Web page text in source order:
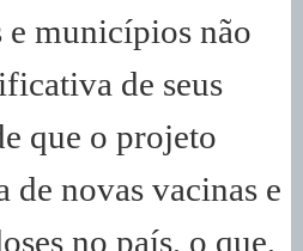
e municípios não
de seus
que o projeto
de novas vacinas e
no país, o que,